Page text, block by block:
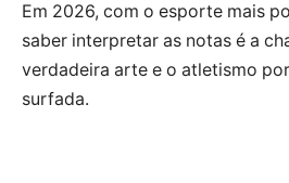
Em 2026, com o esporte mais
saber interpretar as notas é a
verdadeira arte e o atletismo
surfada.